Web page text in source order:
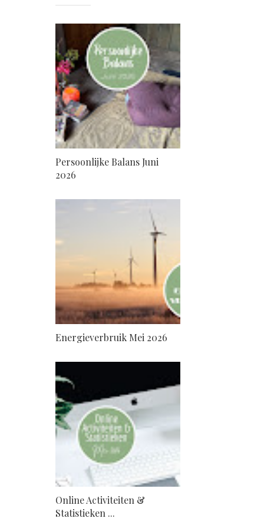
Persoonlijke Balans Juni
2026
Energieverbruik Mei 2026
Online Activiteiten &
Statistieken ...